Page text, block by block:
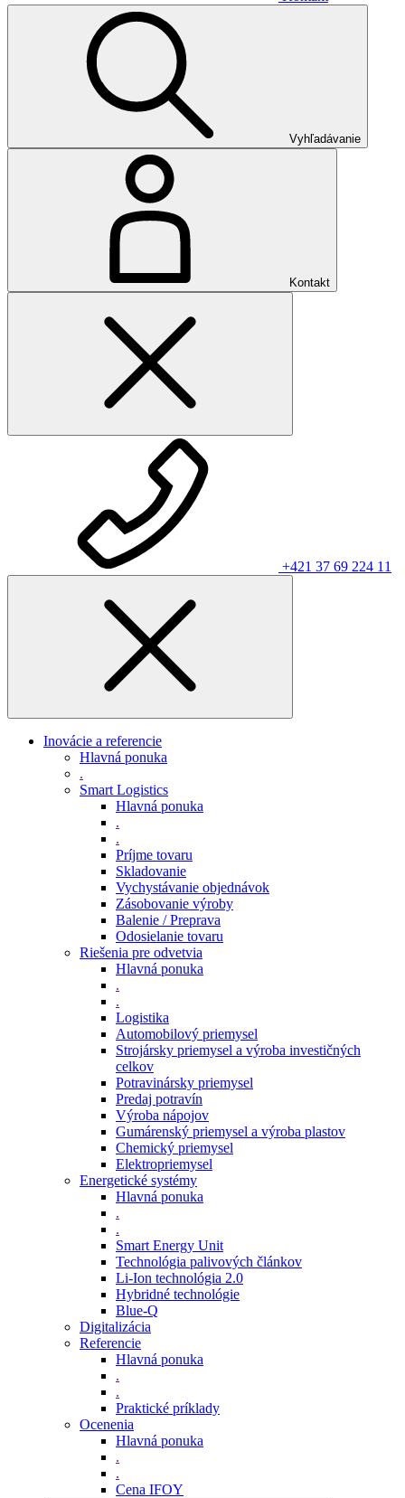
Vyhľadávanie
Kontakt
+421 37 69 224 11
Inovácie a referencie
Hlavná ponuka
.
Smart Logistics
Hlavná ponuka
.
.
Príjme tovaru
Skladovanie
Vychystávanie objednávok
Zásobovanie výroby
Balenie / Preprava
Odosielanie tovaru
Riešenia pre odvetvia
Hlavná ponuka
.
.
Logistika
Automobilový priemysel
Strojársky priemysel a výroba investičných
celkov
Potravinársky priemysel
Predaj potravín
Výroba nápojov
Gumárenský priemysel a výroba plastov
Chemický priemysel
Elektropriemysel
Energetické systémy
Hlavná ponuka
.
.
Smart Energy Unit
Technológia palivových článkov
Li-Ion technológia 2.0
Hybridné technológie
Blue-Q
Digitalizácia
Referencie
Hlavná ponuka
.
.
Praktické príklady
Ocenenia
Hlavná ponuka
.
.
Cena IFOY